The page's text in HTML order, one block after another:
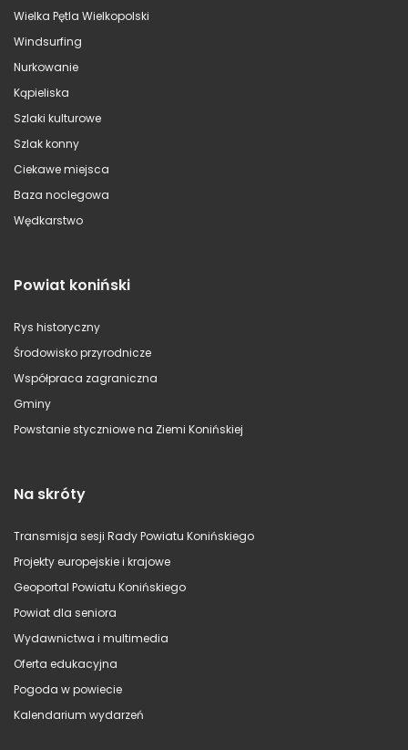
Wielka Pętla Wielkopolski
Windsurfing
Nurkowanie
Kąpieliska
Szlaki kulturowe
Szlak konny
Ciekawe miejsca
Baza noclegowa
Wędkarstwo
Powiat koniński
Rys historyczny
Środowisko przyrodnicze
Współpraca zagraniczna
Gminy
Powstanie styczniowe na Ziemi Konińskiej
Na skróty
Transmisja sesji Rady Powiatu Konińskiego
Projekty europejskie i krajowe
Geoportal Powiatu Konińskiego
Powiat dla seniora
Wydawnictwa i multimedia
Oferta edukacyjna
Pogoda w powiecie
Kalendarium wydarzeń